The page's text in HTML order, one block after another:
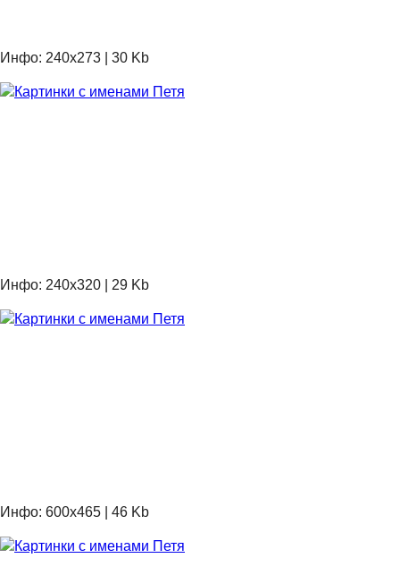
Инфо: 240х273 | 30 Kb
Инфо: 240х320 | 29 Kb
Инфо: 600х465 | 46 Kb